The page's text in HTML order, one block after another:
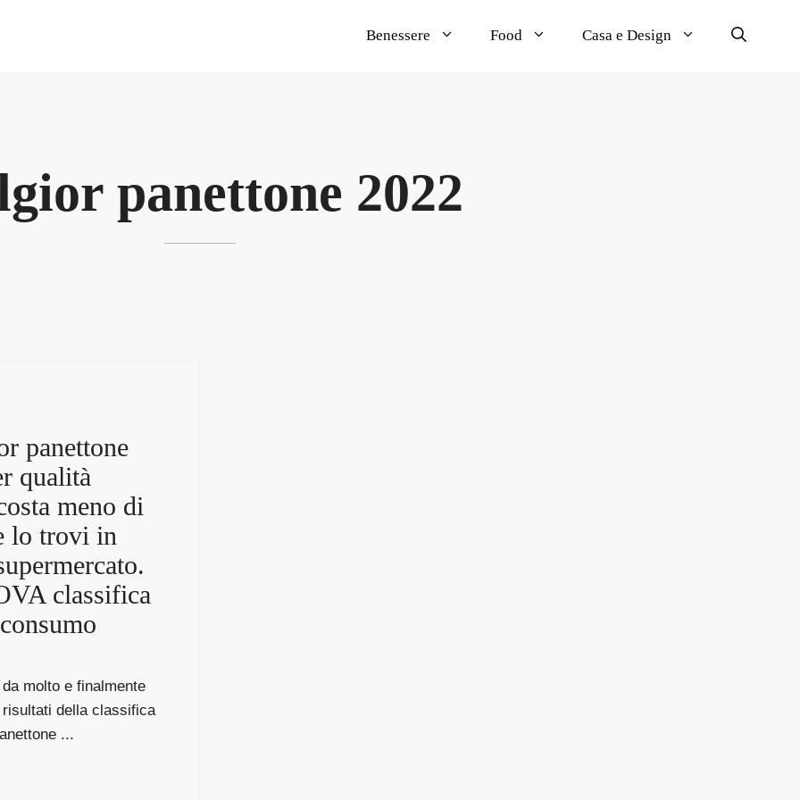
Benessere Food Casa e Design
panettone 2022
panettone
qualità
meno di
lo trovi in
classifica
molto e finalmente
della classifica
...